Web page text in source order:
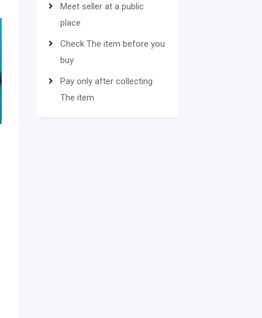
Meet seller at a public
place
Check The item before you
buy
Pay only after collecting
The item